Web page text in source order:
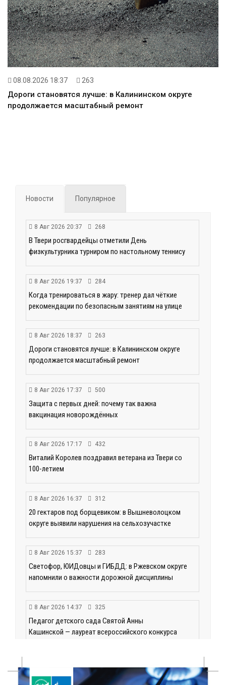
08.08.2026 18:37 263
Дороги становятся лучше: в Калининском округе
продолжается масштабный ремонт
Новости Популярное
8 Авг 2026 20:37 268
В Твери росгвардейцы отметили День
физкультурника турниром по настольному теннису
8 Авг 2026 19:37 284
Когда тренироваться в жару: тренер дал чёткие
рекомендации по безопасным занятиям на улице
8 Авг 2026 18:37 263
Дороги становятся лучше: в Калининском округе
продолжается масштабный ремонт
8 Авг 2026 17:37 500
Защита с первых дней: почему так важна
вакцинация новорождённых
8 Авг 2026 17:17 432
Виталий Королев поздравил ветерана из Твери со
100-летием
8 Авг 2026 16:37 312
20 гектаров под борщевиком: в Вышневолоцком
округе выявили нарушения на сельхозучастке
8 Авг 2026 15:37 283
Светофор, ЮИДовцы и ГИБДД: в Ржевском округе
напомнили о важности дорожной дисциплины
8 Авг 2026 14:37 325
Педагог детского сада Святой Анны
Кашинской — лауреат всероссийского конкурса
Тверские экологи сняли на видео медвежий обед